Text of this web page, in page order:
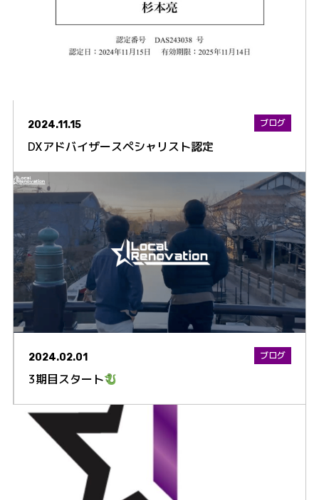
ブログ
2024.11.15
DXアドバイザースペシャリスト認定
ブログ
2024.02.01
3期目スタート